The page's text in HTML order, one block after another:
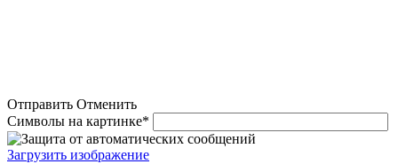
Отправить Отменить
Символы на картинке*
Загрузить изображение